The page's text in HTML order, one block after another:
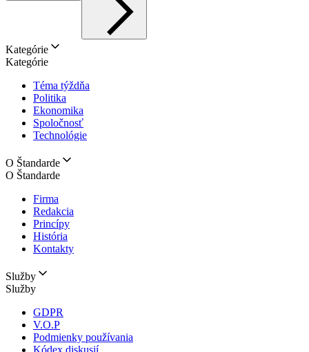
Kategórie
Kategórie
Téma týždňa
Politika
Ekonomika
Spoločnosť
Technológie
O Štandarde
O Štandarde
Firma
Redakcia
Princípy
História
Kontakty
Služby
Služby
GDPR
V.O.P
Podmienky používania
Kódex diskusií